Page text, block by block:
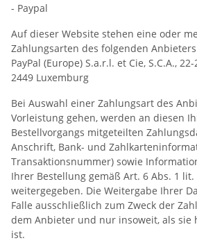
- Paypal
Auf dieser Website stehen eine oder
Zahlungsarten des folgenden
PayPal (Europe) S.a.r.l. et Cie, S.C.A.,
2449 Luxemburg
Bei Auswahl einer Zahlungsart des
Vorleistung gehen, werden an diesen
Bestellvorgangs mitgeteilten
Anschrift, Bank- und
Transaktionsnummer) sowie
Ihrer Bestellung gemäß Art. 6 Abs. 1 lit.
weitergegeben. Die Weitergabe Ihrer
Falle ausschließlich zum Zweck der
dem Anbieter und nur insoweit, als
ist.